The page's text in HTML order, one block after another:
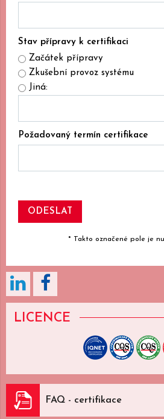
Stav přípravy k certifikaci
Začátek přípravy
Zkušební provoz systému
Jiná:
Požadovaný termín certifikace
* Takto označené pole je
LICENCE
FAQ - certifikace